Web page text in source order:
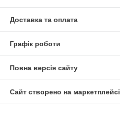
Доставка та оплата
Графік роботи
Повна версія сайту
Сайт створено на маркетплейсі